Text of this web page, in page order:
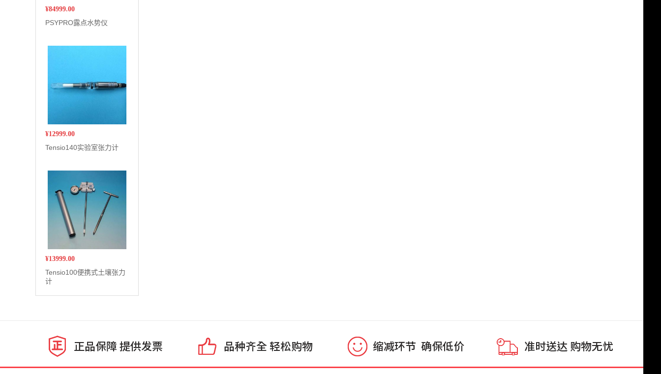
¥84999.00
PSYPRO露点水势仪
¥12999.00
Tensio140实验室张力计
¥13999.00
Tensio100便携式土壤张力
计